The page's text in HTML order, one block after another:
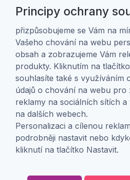
DIČ: CZ01805878
Zákaznická péče
Doprava a platba
Obchodní podmínky
Ochrana osobních údajů
Nastavení soukromí
O nás
Principy ochrany
přizpůsobujeme se Vám na
Vašeho chování na webu
obsah a zobrazujeme Vám
produkty. Kliknutím na
souhlasíte také s využíváním
údajů o chování na webu pro
reklamy na sociálních sítích
na dalších webech.
Personalizaci a cílenou
podrobněji nastavit nebo
kliknutí na tlačítko Nastavit.